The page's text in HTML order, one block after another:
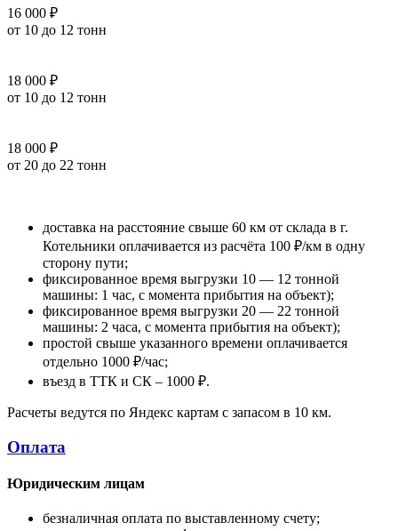
16 000 ₽
от 10 до 12 тонн
18 000 ₽
от 10 до 12 тонн
18 000 ₽
от 20 до 22 тонн
доставка на расстояние свыше 60 км от склада в г.
Котельники оплачивается из расчёта 100 ₽/км в одну
сторону пути;
фиксированное время выгрузки 10 — 12 тонной
машины: 1 час, с момента прибытия на объект);
фиксированное время выгрузки 20 — 22 тонной
машины: 2 часа, с момента прибытия на объект);
простой свыше указанного времени оплачивается
отдельно 1000 ₽/час;
въезд в ТТК и СК – 1000 ₽.
Расчеты ведутся по Яндекс картам с запасом в 10 км.
Оплата
Юридическим лицам
безналичная оплата по выставленному счету;